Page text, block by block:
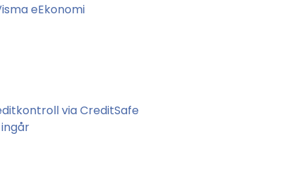
eEkonomi
via CreditSafe